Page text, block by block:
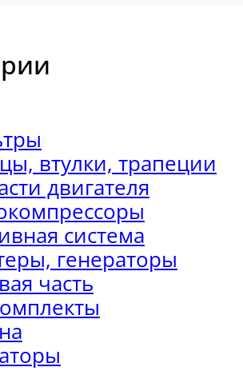
втулки, трапеции
двигателя
система
генераторы
часть